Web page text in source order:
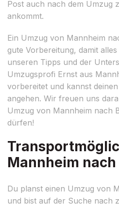
Post auch nach dem Umzug
ankommt.
Ein Umzug von Mannheim
gute Vorbereitung, damit
unseren Tipps und der
Umzugsprofi Ernst aus
vorbereitet und kannst
angehen. Wir freuen uns
Umzug von Mannheim nach
dürfen!
Mannheim nach
Du planst einen Umzug von
und bist auf der Suche nach